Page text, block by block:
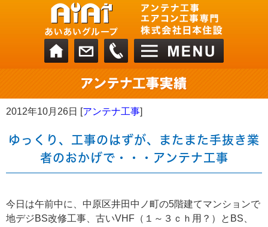
2012年10月26日 [アンテナ工事]
ゆっくり、工事のはずが、またまた手抜き業
者のおかげで・・・アンテナ工事
今日は午前中に、中原区井田中ノ町の5階建てマンションで
地デジBS改修工事、古いVHF（１～３ｃｈ用？）とBS、